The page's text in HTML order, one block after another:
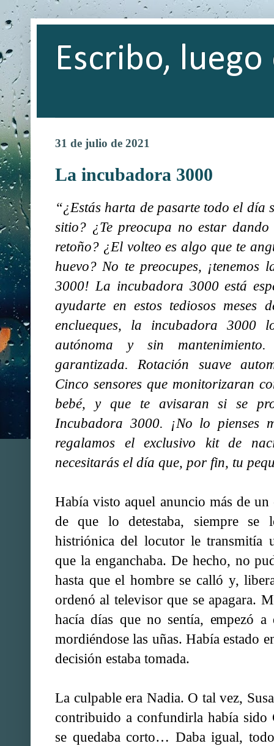
Escribo,
31 de julio de 2021
La incubadora 3000
“¿Estás harta de pasarte todo el día
sitio? ¿Te preocupa no estar
retoño? ¿El volteo es algo que te
huevo? No te preocupes,
3000! La incubadora 3000 está
ayudarte en estos tediosos meses
enclueques, la incubadora 3000
autónoma y sin mantenimiento.
garantizada. Rotación suave
Cinco sensores que monitorizaran
bebé, y que te avisaran si se
Incubadora 3000. ¡No lo pienses
regalamos el exclusivo kit de
necesitarás el día que, por fin, tu
Había visto aquel anuncio más de un
de que lo detestaba, siempre se
histriónica del locutor le transmitía
que la enganchaba. De hecho, no
hasta que el hombre se calló y,
ordenó al televisor que se apagara.
hacía días que no sentía, empezó
mordiéndose las uñas. Había estado
decisión estaba tomada.
La culpable era Nadia. O tal vez,
contribuido a confundirla había
se quedaba corto… Daba igual,